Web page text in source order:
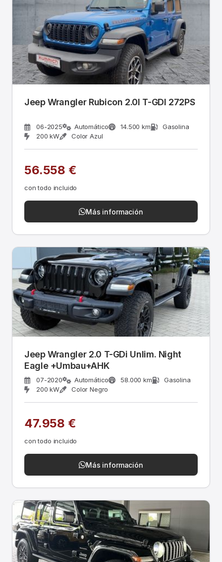
Jeep Wrangler Rubicon 2.0l T-GDI 272PS
06-2025 Automático 14.500 km
Gasolina
200 kW
Color Azul
56.558 €
con todo incluido
Más información
Jeep Wrangler 2.0 T-GDi Unlim. Night
Eagle +Umbau+AHK
07-2020 Automático 58.000 km
Gasolina
200 kW
Color Negro
47.958 €
con todo incluido
Más información